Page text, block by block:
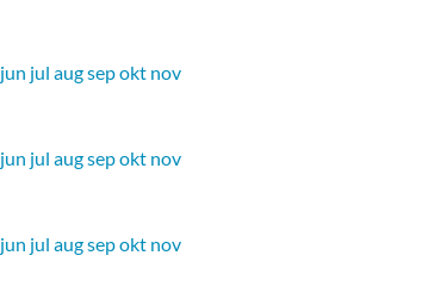
jun jul augsepokt nov
jun jul augsepokt nov
jun jul augsepokt nov